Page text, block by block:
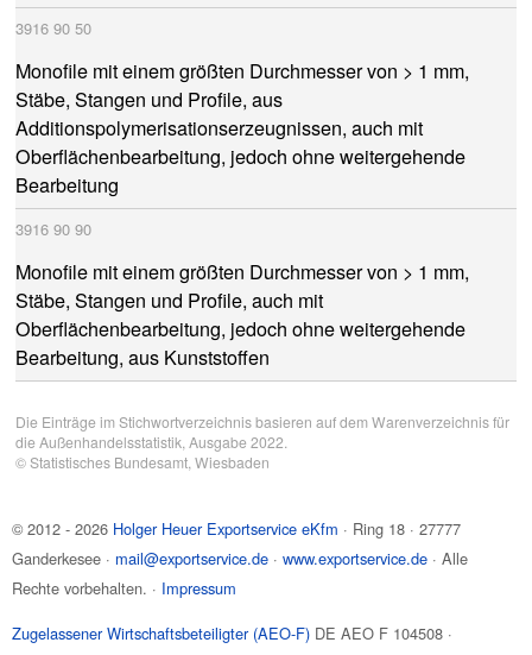
3916 90 50
Monofile mit einem größten Durchmesser von > 1 mm,
Stäbe, Stangen und Profile, aus
Additionspolymerisationserzeugnissen, auch mit
Oberflächenbearbeitung, jedoch ohne weitergehende
Bearbeitung
3916 90 90
Monofile mit einem größten Durchmesser von > 1 mm,
Stäbe, Stangen und Profile, auch mit
Oberflächenbearbeitung, jedoch ohne weitergehende
Bearbeitung, aus Kunststoffen
Die Einträge im Stichwortverzeichnis basieren auf dem Warenverzeichnis für
die Außenhandelsstatistik, Ausgabe 2022.
©Statistisches Bundesamt, Wiesbaden
© 2012 - 2026 Holger Heuer Exportservice eKfm · Ring 18 ·27777
Ganderkesee · mail@exportservice.de ·www.exportservice.de · Alle
Rechte vorbehalten. · Impressum
Zugelassener Wirtschaftsbeteiligter (AEO-F) DE AEO F 104508 ·